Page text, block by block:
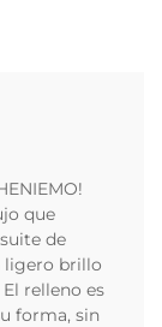
que
de
ligero brillo
relleno es
forma, sin